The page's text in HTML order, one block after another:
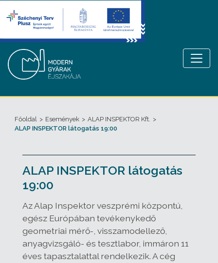
Főoldal > Események > ALAP INSPEKTOR Kft. >
ALAP INSPEKTOR látogatás 19:00
ALAP INSPEKTOR látogatás
19:00
Az Alap Inspektor veszprémi központú,
egész Európában tevékenykedő
geometriai mérő-, visszamodellező,
anyagvizsgáló- és tesztlabor, immáron 11
éves tapasztalattal rendelkezik. A cég